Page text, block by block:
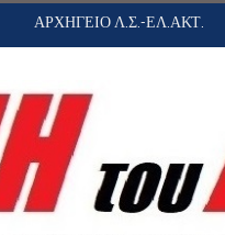
ΑΡΧΗΓΕΙΟ Λ.Σ.-ΕΛ.ΑΚΤ.